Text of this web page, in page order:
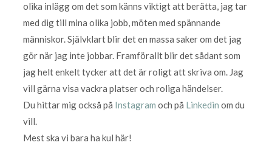
olika inlägg om det som känns viktigt att berätta, jag tar
med dig till mina olika jobb, möten med spännande
människor. Självklart blir det en massa saker om det jag
gör när jag inte jobbar. Framförallt blir det sådant som
jag helt enkelt tycker att det är roligt att skriva om. Jag
vill gärna visa vackra platser och roliga händelser.
Du hittar mig också på Instagram och på Linkedin om du
vill.
Mest ska vi bara ha kul här!